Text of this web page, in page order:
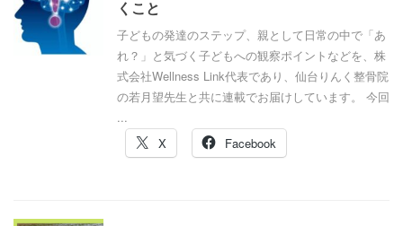
くこと
子どもの発達のステップ、親として日常の中で「あ
れ？」と気づく子どもへの観察ポイントなどを、株
式会社Wellness Link代表であり、仙台りんく整骨院
の若月望先生と共に連載でお届けしています。 今回
...
X
Facebook